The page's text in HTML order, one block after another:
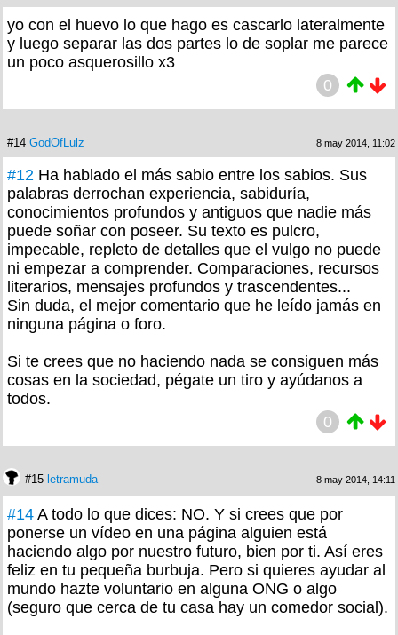
yo con el huevo lo que hago es cascarlo lateralmente
y luego separar las dos partes lo de soplar me parece
un poco asquerosillo x3
0
#14 GodOfLulz 8 may 2014, 11:02
#12 Ha hablado el más sabio entre los sabios. Sus
palabras derrochan experiencia, sabiduría,
conocimientos profundos y antiguos que nadie más
puede soñar con poseer. Su texto es pulcro,
impecable, repleto de detalles que el vulgo no puede
ni empezar a comprender. Comparaciones, recursos
literarios, mensajes profundos y trascendentes...
Sin duda, el mejor comentario que he leído jamás en
ninguna página o foro.
Si te crees que no haciendo nada se consiguen más
cosas en la sociedad, pégate un tiro y ayúdanos a
todos.
0
#15 letramuda 8 may 2014, 14:11
#14 A todo lo que dices: NO. Y si crees que por
ponerse un vídeo en una página alguien está
haciendo algo por nuestro futuro, bien por ti. Así eres
feliz en tu pequeña burbuja. Pero si quieres ayudar al
mundo hazte voluntario en alguna ONG o algo
(seguro que cerca de tu casa hay un comedor social).